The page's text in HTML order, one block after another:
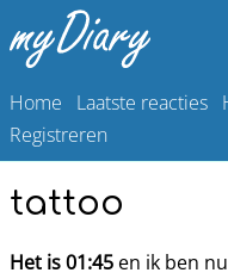
Home Laatste reacties
Registreren
tattoo
Het is 01:45 en ik ben